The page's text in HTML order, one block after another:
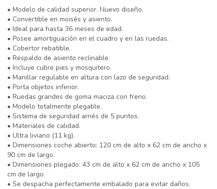
• Modelo de calidad superior. Nuevo diseño.
• Convertible en moisés y asiento.
• Ideal para hasta 36 meses de edad.
• Posee amortiguación en el cuadro y en las ruedas.
• Cobertor rebatible.
• Respaldo de asiento reclinable.
• Incluye cubre pies y mosquitero.
• Manillar regulable en altura con lazo de seguridad.
• Porta objetos inferior.
• Ruedas grandes de goma maciza con freno.
• Modelo totalmente plegable.
• Sistema de seguridad arnés de 5 puntos.
• Materiales de calidad.
• Ultra liviano (11 kg).
• Dimensiones coche abierto: 120 cm de alto x 62 cm de ancho x
90 cm de largo.
• Dimensiones plegado: 43 cm de alto x 62 cm de ancho x 105
cm de largo.
• Se despacha perfectamente embalado para evitar daños.